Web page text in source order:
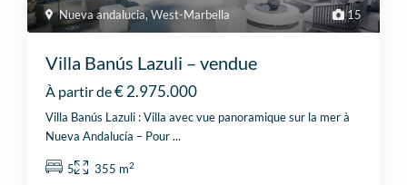
15
Nueva andalucia,West-Marbella
Villa Banús Lazuli – vendue
À partir de€ 2.975.000
Villa Banús Lazuli : Villa avec vue panoramique sur la mer à
Nueva Andalucía – Pour...
5 355 m2